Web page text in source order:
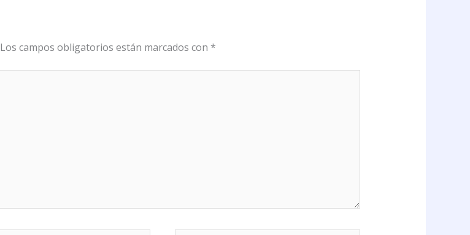
Los campos obligatorios están marcados con *